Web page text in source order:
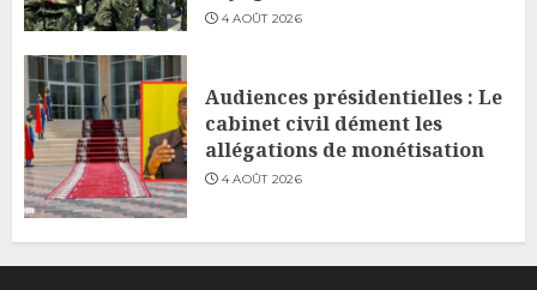
4 AOÛT 2026
Audiences présidentielles : Le
cabinet civil dément les
allégations de monétisation
4 AOÛT 2026